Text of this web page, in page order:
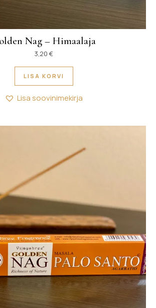
Nag – Himaalaja
3,20 €
LISA KORVI
Lisa soovinimekirja